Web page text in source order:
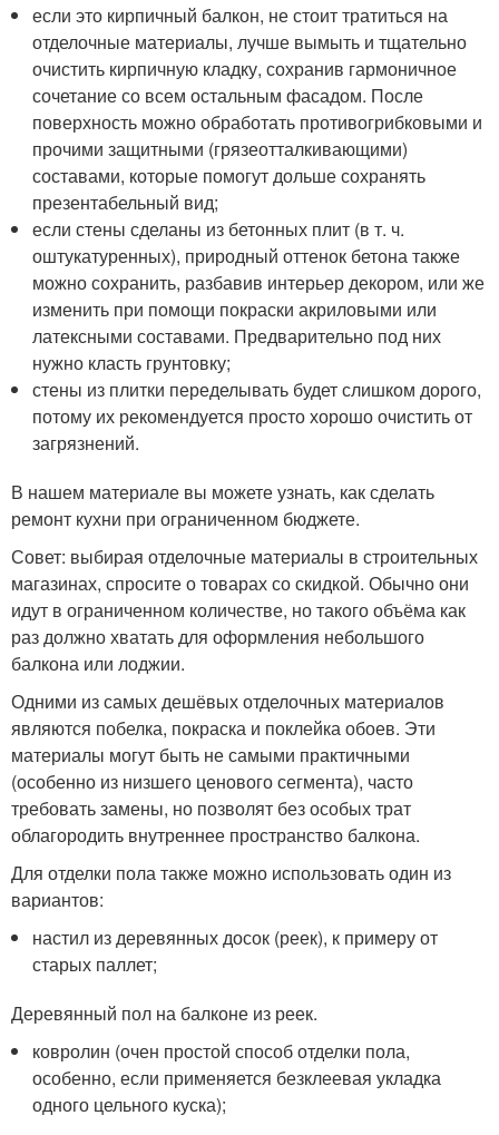
если это кирпичный балкон, не стоит тратиться на
отделочные материалы, лучше вымыть и тщательно
очистить кирпичную кладку, сохранив гармоничное
сочетание со всем остальным фасадом. После
поверхность можно обработать противогрибковыми и
прочими защитными (грязеотталкивающими)
составами, которые помогут дольше сохранять
презентабельный вид;
если стены сделаны из бетонных плит (в т. ч.
оштукатуренных), природный оттенок бетона также
можно сохранить, разбавив интерьер декором, или же
изменить при помощи покраски акриловыми или
латексными составами. Предварительно под них
нужно класть грунтовку;
стены из плитки переделывать будет слишком дорого,
потому их рекомендуется просто хорошо очистить от
загрязнений.
В нашем материале вы можете узнать, как сделать
ремонт кухни при ограниченном бюджете.
Совет: выбирая отделочные материалы в строительных
магазинах, спросите о товарах со скидкой. Обычно они
идут в ограниченном количестве, но такого объёма как
раз должно хватать для оформления небольшого
балкона или лоджии.
Одними из самых дешёвых отделочных материалов
являются побелка, покраска и поклейка обоев. Эти
материалы могут быть не самыми практичными
(особенно из низшего ценового сегмента), часто
требовать замены, но позволят без особых трат
облагородить внутреннее пространство балкона.
Для отделки пола также можно использовать один из
вариантов:
настил из деревянных досок (реек), к примеру от
старых паллет;
Деревянный пол на балконе из реек.
ковролин (очен простой способ отделки пола,
особенно, если применяется безклеевая укладка
одного цельного куска);